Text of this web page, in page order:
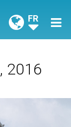
FR
2016